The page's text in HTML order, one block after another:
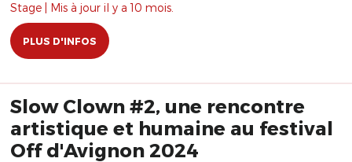
Stage | Mis à jour il y a 10 mois.
PLUS D'INFOS
Slow Clown #2, une rencontre
artistique et humaine au festival
Off d'Avignon 2024